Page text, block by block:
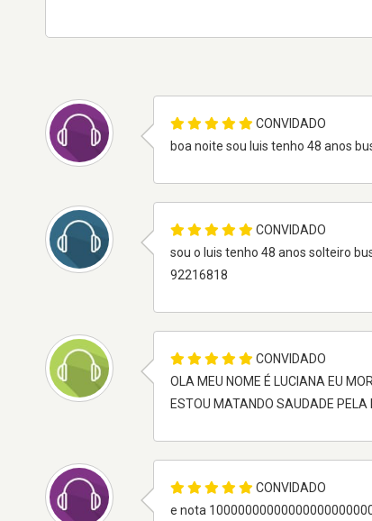
CONVIDADO
boa noite sou luis tenho 48 anos
CONVIDADO
sou o luis tenho 48 anos solteiro
92216818
CONVIDADO
OLA MEU NOME É LUCIANA EU
ESTOU MATANDO SAUDADE
CONVIDADO
e nota